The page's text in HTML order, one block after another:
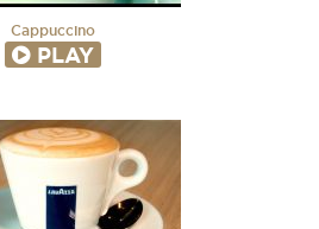
Cappuccino
PLAY